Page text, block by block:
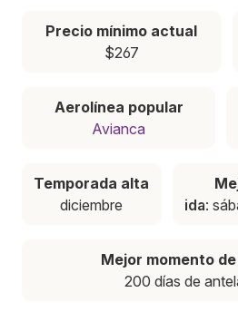
Precio mínimo actual
$267
Aerolínea popular
Avianca
Temporada alta
diciembre
ida:
Mejor momento
200 días de